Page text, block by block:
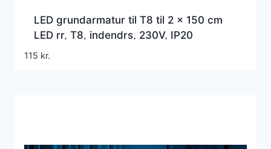
LED grundarmatur til T8 til 2 x 150 cm
LED rr, T8, indendrs, 230V, IP20
115 kr.